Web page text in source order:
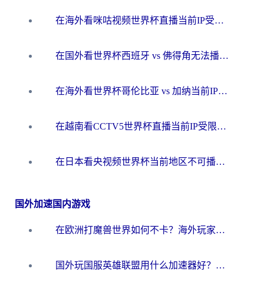
在海外看咪咕视频世界杯直播当前IP受限制？这篇指南帮你搞定所有体育赛事观看难题
在国外看世界杯西班牙 vs 佛得角无法播放？这篇指南帮你解锁所有中文体育直播
在海外看世界杯哥伦比亚 vs 加纳当前IP受限制？这篇指南帮你流畅看中文解说赛事
在越南看CCTV5世界杯直播当前IP受限制？海外党体育观赛终极指南来了
在日本看央视频世界杯当前地区不可播放？海外党体育观赛终极指南
国外加速国内游戏
在欧洲打魔兽世界如何不卡？海外玩家的国服游戏加速终极攻略
国外玩国服英雄联盟用什么加速器好？海外党亲测有效的国服游戏加速指南